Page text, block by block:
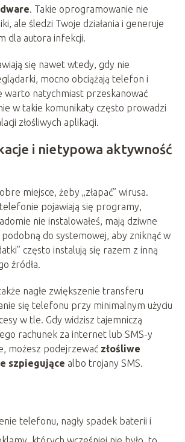
. Takie oprogramowanie nie
ale śledzi Twoje działania i generuje
dla autora infekcji.
się nawet wtedy, gdy nie
mocno obciążają telefon i
warto natychmiast przeskanować
w takie komunikaty często prowadzi
złośliwych aplikacji.
i nietypowa aktywność
miejsce, żeby „złapać” wirusa.
pojawiają się programy,
nie instalowałeś, mają dziwne
do systemowej, aby zniknąć w
często instalują się razem z inną
źródła.
nagłe zwiększenie transferu
się telefonu przy minimalnym użyciu
w tle. Gdy widzisz tajemniczą
rachunek za internet lub SMS-y
możesz podejrzewać złośliwe
szpiegujące albo trojany SMS.
telefonu, nagły spadek baterii i